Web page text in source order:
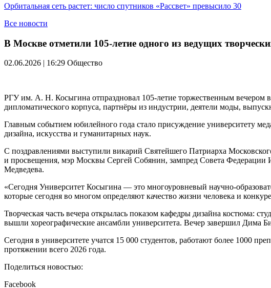
Орбитальная сеть растет: число спутников «Рассвет» превысило 30
Все новости
В Москве отметили 105-летие одного из ведущих
02.06.2026 | 16:29 Общество
РГУ им. А. Н. Косыгина отпраздновал 105-летие торжественным вечером
дипломатического корпуса, партнёры из индустрии, деятели моды,
Главным событием юбилейного года стало присуждение университету
дизайна, искусства и гуманитарных наук.
С поздравлениями выступили викарий Святейшего Патриарха
и просвещения, мэр Москвы Сергей Собянин, зампред Совета
Медведева.
«Сегодня Университет Косыгина — это многоуровневый научно-
которые сегодня во многом определяют качество жизни человека и
Творческая часть вечера открылась показом кафедры дизайна костюма:
вышли хореографические ансамбли университета. Вечер завершил Дима
Сегодня в университете учатся 15 000 студентов, работают более 1000
протяжении всего 2026 года.
Поделиться новостью:
Facebook